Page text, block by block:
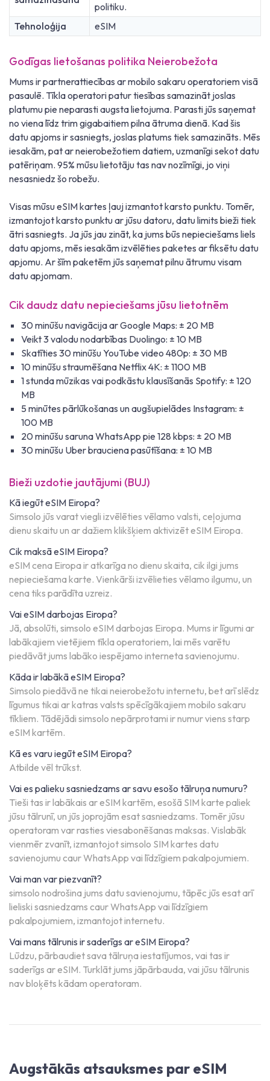
politiku.
Tehnoloģija
eSIM
Godīgas lietošanas politika Neierobežota
Mums ir partnerattiecības ar mobilo sakaru operatoriem visā
pasaulē. Tīkla operatori patur tiesības samazināt joslas
platumu pie neparasti augsta lietojuma. Parasti jūs saņemat
no viena līdz trim gigabaitiem pilna ātruma dienā. Kad šis
datu apjoms ir sasniegts, joslas platums tiek samazināts. Mēs
iesakām, pat ar neierobežotiem datiem, uzmanīgi sekot datu
patēriņam. 95% mūsu lietotāju tas nav nozīmīgi, jo viņi
nesasniedz šo robežu.
Visas mūsu eSIM kartes ļauj izmantot karsto punktu. Tomēr,
izmantojot karsto punktu ar jūsu datoru, datu limits bieži tiek
ātri sasniegts. Ja jūs jau zināt, ka jums būs nepieciešams liels
datu apjoms, mēs iesakām izvēlēties paketes ar fiksētu datu
apjomu. Ar šīm paketēm jūs saņemat pilnu ātrumu visam
datu apjomam.
Cik daudz datu nepieciešams jūsu lietotnēm
30 minūšu navigācija ar Google Maps: ± 20 MB
Veikt 3 valodu nodarbības Duolingo: ± 10 MB
Skatīties 30 minūšu YouTube video 480p: ± 30 MB
10 minūšu straumēšana Netflix 4K: ± 1100 MB
1 stunda mūzikas vai podkāstu klausīšanās Spotify: ± 120
MB
5 minūtes pārlūkošanas un augšupielādes Instagram: ±
100 MB
20 minūšu saruna WhatsApp pie 128 kbps: ± 20 MB
30 minūšu Uber brauciena pasūtīšana: ± 10 MB
Bieži uzdotie jautājumi (BUJ)
Kā iegūt eSIM Eiropa?
Simsolo jūs varat viegli izvēlēties vēlamo valsti, ceļojuma
dienu skaitu un ar dažiem klikšķiem aktivizēt eSIM Eiropa.
Cik maksā eSIM Eiropa?
eSIM cena Eiropa ir atkarīga no dienu skaita, cik ilgi jums
nepieciešama karte. Vienkārši izvēlieties vēlamo ilgumu, un
cena tiks parādīta uzreiz.
Vai eSIM darbojas Eiropa?
Jā, absolūti, simsolo eSIM darbojas Eiropa. Mums ir līgumi ar
labākajiem vietējiem tīkla operatoriem, lai mēs varētu
piedāvāt jums labāko iespējamo interneta savienojumu.
Kāda ir labākā eSIM Eiropa?
Simsolo piedāvā ne tikai neierobežotu internetu, bet arī slēdz
līgumus tikai ar katras valsts spēcīgākajiem mobilo sakaru
tīkliem. Tādējādi simsolo nepārprotami ir numur viens starp
eSIM kartēm.
Kā es varu iegūt eSIM Eiropa?
Atbilde vēl trūkst.
Vai es palieku sasniedzams ar savu esošo tālruņa numuru?
Tieši tas ir labākais ar eSIM kartēm, esošā SIM karte paliek
jūsu tālrunī, un jūs joprojām esat sasniedzams. Tomēr jūsu
operatoram var rasties viesabonēšanas maksas. Vislabāk
vienmēr zvanīt, izmantojot simsolo SIM kartes datu
savienojumu caur WhatsApp vai līdzīgiem pakalpojumiem.
Vai man var piezvanīt?
simsolo nodrošina jums datu savienojumu, tāpēc jūs esat arī
lieliski sasniedzams caur WhatsApp vai līdzīgiem
pakalpojumiem, izmantojot internetu.
Vai mans tālrunis ir saderīgs ar eSIM Eiropa?
Lūdzu, pārbaudiet sava tālruņa iestatījumos, vai tas ir
saderīgs ar eSIM. Turklāt jums jāpārbauda, vai jūsu tālrunis
nav bloķēts kādam operatoram.
Augstākās atsauksmes par eSIM